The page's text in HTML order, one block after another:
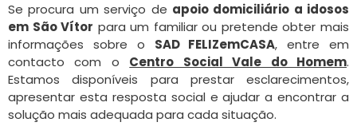
Se procura um serviço de apoio domiciliário a idosos
em São Vítor para um familiar ou pretende obter mais
informações sobre o SAD FELIZemCASA, entre em
contacto com o Centro Social Vale do Homem.
Estamos disponíveis para prestar esclarecimentos,
apresentar esta resposta social e ajudar a encontrar a
solução mais adequada para cada situação.